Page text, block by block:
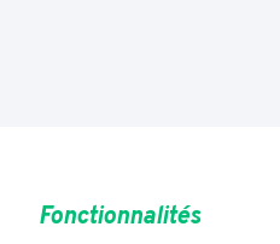
Fonctionnalités